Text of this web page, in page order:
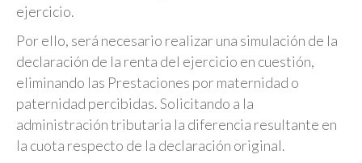
ejercicio.
Por ello, será necesario realizar una simulación de la
declaración de la renta del ejercicio en cuestión,
eliminando las Prestaciones por maternidad o
paternidad percibidas. Solicitando a la
administración tributaria la diferencia resultante en
la cuota respecto de la declaración original.